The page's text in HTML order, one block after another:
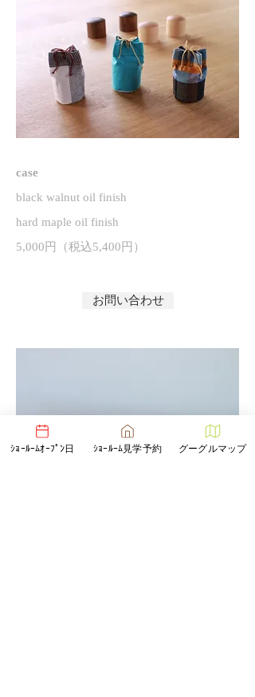
case
black walnut oil finish
​hard maple oil finish
5,000円（税込5,400円）
お問い合わせ
ｼｮｰﾙｰﾑｵｰﾌﾟﾝ日 ｼｮｰﾙｰﾑ見学予約 グーグルマップ